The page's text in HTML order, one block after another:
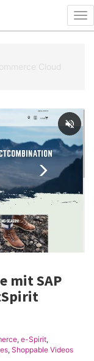
Cloud
mit SAP
, e-Spirit,
, Shoppable Videos